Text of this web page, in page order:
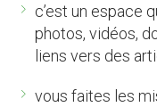
c’est un espace
photos, vidéos,
liens vers des
vous faites les